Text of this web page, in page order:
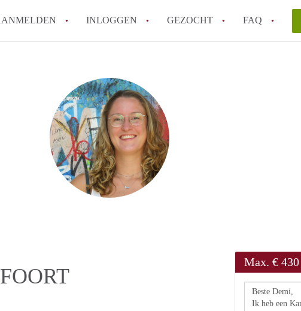
INLOGGEN GEZOCHT FAQ
Wat is de privacyverklaring van
Berekent KamerAmersfoort
Is KamerAmersfoort verantwoordelijk voor de
in Amersfoort?
Alle veelgestelde vragen
Max. €